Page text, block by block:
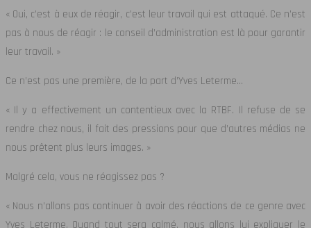
« Oui, c’est à eux de réagir, c’est leur travail qui est attaqué. Ce n’est
pas à nous de réagir : le conseil d’administration est là pour garantir
leur travail. »
Ce n’est pas une première, de la part d’Yves Leterme…
« Il y a effectivement un contentieux avec la RTBF. Il refuse de se
rendre chez nous, il fait des pressions pour que d’autres médias ne
nous prêtent plus leurs images. »
Malgré cela, vous ne réagissez pas ?
« Nous n’allons pas continuer à avoir des réactions de ce genre avec
Yves Leterme. Quand tout sera calmé, nous allons lui expliquer le